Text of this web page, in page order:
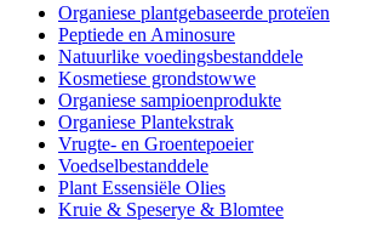
Organiese plantgebaseerde proteïen
Peptiede en Aminosure
Natuurlike voedingsbestanddele
Kosmetiese grondstowwe
Organiese sampioenprodukte
Organiese Plantekstrak
Vrugte- en Groentepoeier
Voedselbestanddele
Plant Essensiële Olies
Kruie & Speserye & Blomtee